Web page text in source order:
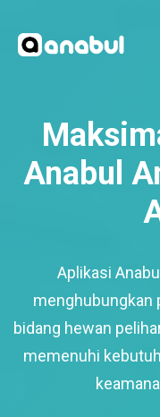
Anabul
Aplikasi
menghubungkan
bidang hewan
memenuhi